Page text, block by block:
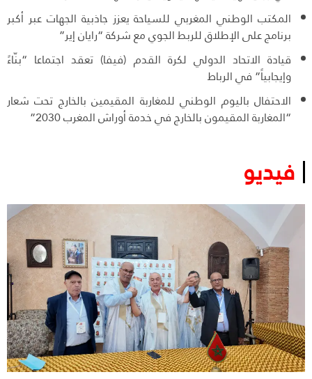
المكتب الوطني المغربي للسياحة يعزز جاذبية الجهات عبر أكبر
برنامج على الإطلاق للربط الجوي مع شركة “رايان إير”
قيادة الاتحاد الدولي لكرة القدم (فيفا) تعقد اجتماعا “بنّاءً
وإيجابياً” في الرباط
الاحتفال باليوم الوطني للمغاربة المقيمين بالخارج تحت شعار
“المغاربة المقيمون بالخارج في خدمة أوراش المغرب 2030”
فيديو